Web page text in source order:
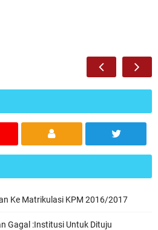
Ke Matrikulasi KPM 2016/2017
Gagal :Institusi Untuk Dituju